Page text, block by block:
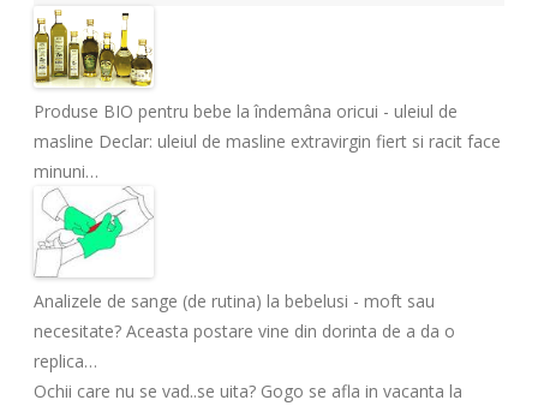
Produse BIO pentru bebe la îndemâna oricui - uleiul de
masline Declar: uleiul de masline extravirgin fiert si racit face
minuni…
Analizele de sange (de rutina) la bebelusi - moft sau
necesitate? Aceasta postare vine din dorinta de a da o
replica…
Ochii care nu se vad..se uita? Gogo se afla in vacanta la